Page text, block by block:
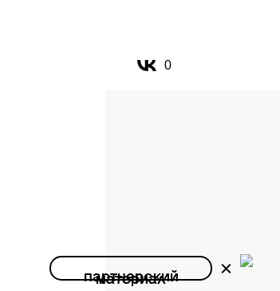
0
партнерский
материал